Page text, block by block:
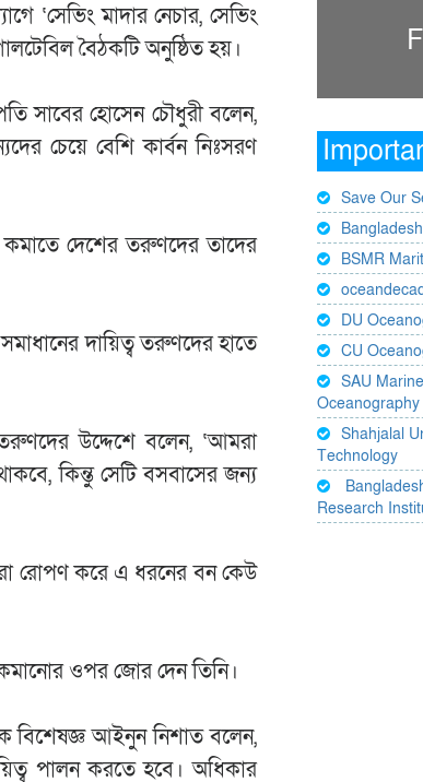
‘সেভিং মাদার নেচার, সেভিং
বৈঠকটি অনুষ্ঠিত হয়।
সাবের হোসেন চৌধুরী বলেন,
চেয়ে বেশি কার্বন নিঃসরণ
কমাতে দেশের তরুণদের তাদের
দায়িত্ব তরুণদের হাতে
তরুণদের উদ্দেশে বলেন, ‘আমরা
কিন্তু সেটি বসবাসের জন্য
রোপণ করে এ ধরনের বন কেউ
কমানোর ওপর জোর দেন তিনি।
বিশেষজ্ঞ আইনুন নিশাত বলেন,
পালন করতে হবে। অধিকার
Save Our
BSMR
DU
CU
SAU
Oceanography
Shahjalal
Technology
Research